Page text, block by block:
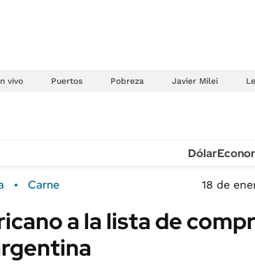
vivo Puertos Pobreza Javier Milei
Sustentabilidad
Seguros
Dólar
Carne 18 de
a la lista de